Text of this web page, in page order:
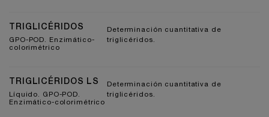
TRIGLICÉRIDOS
GPO-POD. Enzimático-
colorimétrico
Determinación cuantitativa de
triglicéridos.
TRIGLICÉRIDOS LS
Líquido. GPO-POD.
Enzimático-colorimétrico
Determinación cuantitativa de
triglicéridos.